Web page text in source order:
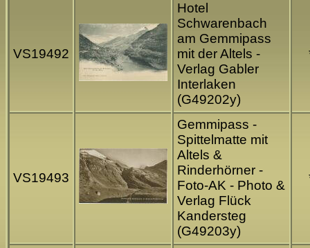
VS19492
Hotel
Schwarenbach
am Gemmipass
mit der Altels -
Verlag Gabler
Interlaken
(G49202y)
VS19493
Gemmipass -
Spittelmatte mit
Altels &
Rinderhörner -
Foto-AK - Photo &
Verlag Flück
Kandersteg
(G49203y)